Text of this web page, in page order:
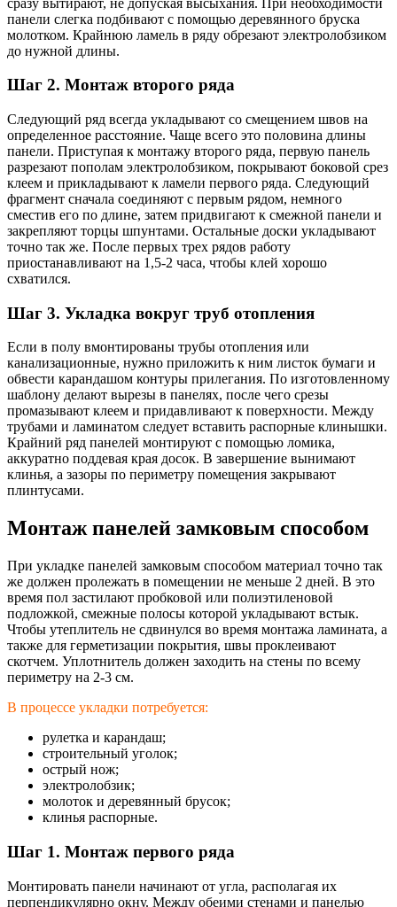
панели слегка подбивают с помощью деревянного бруска
молотком. Крайнюю ламель в ряду обрезают электролобзиком
до нужной длины.
Шаг 2. Монтаж второго ряда
Следующий ряд всегда укладывают со смещением швов на
определенное расстояние. Чаще всего это половина длины
панели. Приступая к монтажу второго ряда, первую панель
разрезают пополам электролобзиком, покрывают боковой срез
клеем и прикладывают к ламели первого ряда. Следующий
фрагмент сначала соединяют с первым рядом, немного
сместив его по длине, затем придвигают к смежной панели и
закрепляют торцы шпунтами. Остальные доски укладывают
точно так же. После первых трех рядов работу
приостанавливают на 1,5-2 часа, чтобы клей хорошо
схватился.
Шаг 3. Укладка вокруг труб отопления
Если в полу вмонтированы трубы отопления или
канализационные, нужно приложить к ним листок бумаги и
обвести карандашом контуры прилегания. По изготовленному
шаблону делают вырезы в панелях, после чего срезы
промазывают клеем и придавливают к поверхности. Между
трубами и ламинатом следует вставить распорные клинышки.
Крайний ряд панелей монтируют с помощью ломика,
аккуратно поддевая края досок. В завершение вынимают
клинья, а зазоры по периметру помещения закрывают
плинтусами.
Монтаж панелей замковым способом
При укладке панелей замковым способом материал точно так
же должен пролежать в помещении не меньше 2 дней. В это
время пол застилают пробковой или полиэтиленовой
подложкой, смежные полосы которой укладывают встык.
Чтобы утеплитель не сдвинулся во время монтажа ламината, а
также для герметизации покрытия, швы проклеивают
скотчем. Уплотнитель должен заходить на стены по всему
периметру на 2-3 см.
В процессе укладки потребуется:
рулетка и карандаш;
строительный уголок;
острый нож;
электролобзик;
молоток и деревянный брусок;
клинья распорные.
Шаг 1. Монтаж первого ряда
Монтировать панели начинают от угла, располагая их
перпендикулярно окну. Между обеими стенами и панелью